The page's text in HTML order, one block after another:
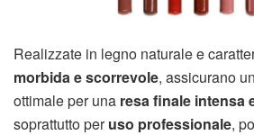
Realizzate in legno naturale e
morbida e scorrevole, assicurano
ottimale per una resa finale intensa
soprattutto peruso professionale,